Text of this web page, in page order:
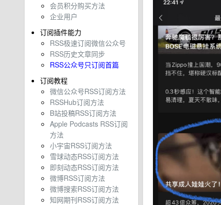
会员积分购买方法
企业用户
订阅插件能力
RSS极速订阅微信公众号
RSS历史文章同步
RSS公众号只订阅首篇
订阅教程
微信公众号RSS订阅方法
RSSHub订阅方法
B站投稿RSS订阅方法
Apple Podcasts RSS订阅
方法
小宇宙RSS订阅方法
雪球动态RSS订阅方法
即刻动态RSS订阅方法
微博RSS订阅方法
微博搜索RSS订阅方法
知网期刊RSS订阅方法